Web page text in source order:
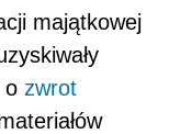
majątkowej
o zwrot